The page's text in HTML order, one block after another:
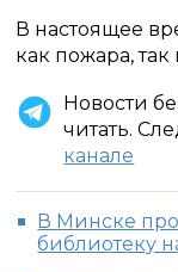
В настоящее
как пожара,
Новости
читать.
канале
В Минске
библиотеку